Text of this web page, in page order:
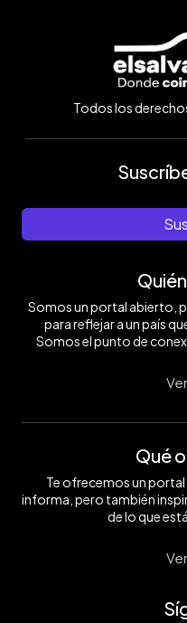
Todos los
Somos un portal abierto,
para reflejar a un país
Somos el punto de
Qué
Te ofrecemos un
informa, pero también
de lo que